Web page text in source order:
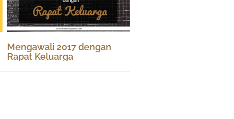
Mengawali 2017 dengan
Rapat Keluarga